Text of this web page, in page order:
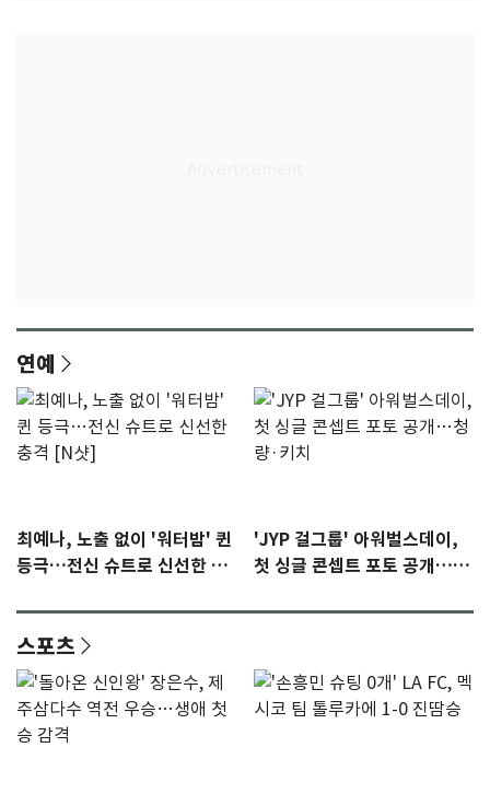
연예
최예나, 노출 없이 '워터밤' 퀸
등극…전신 슈트로 신선한 충
'JYP 걸그룹' 아워벌스데이,
첫 싱글 콘셉트 포토 공개…청
스포츠